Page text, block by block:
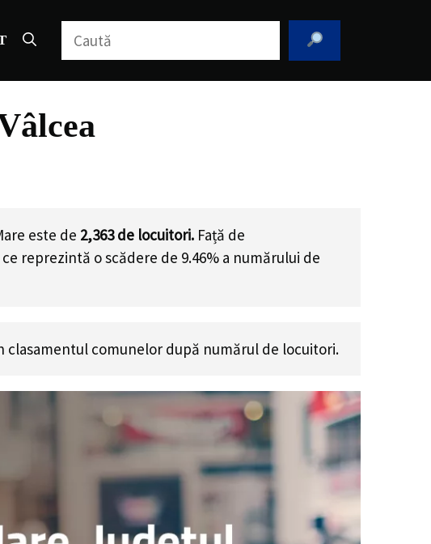
Caută
este de 2,363de locuitori. Față de
reprezintă o scădere de 9.46% a numărului de
clasamentul comunelor după numărul de locuitori.